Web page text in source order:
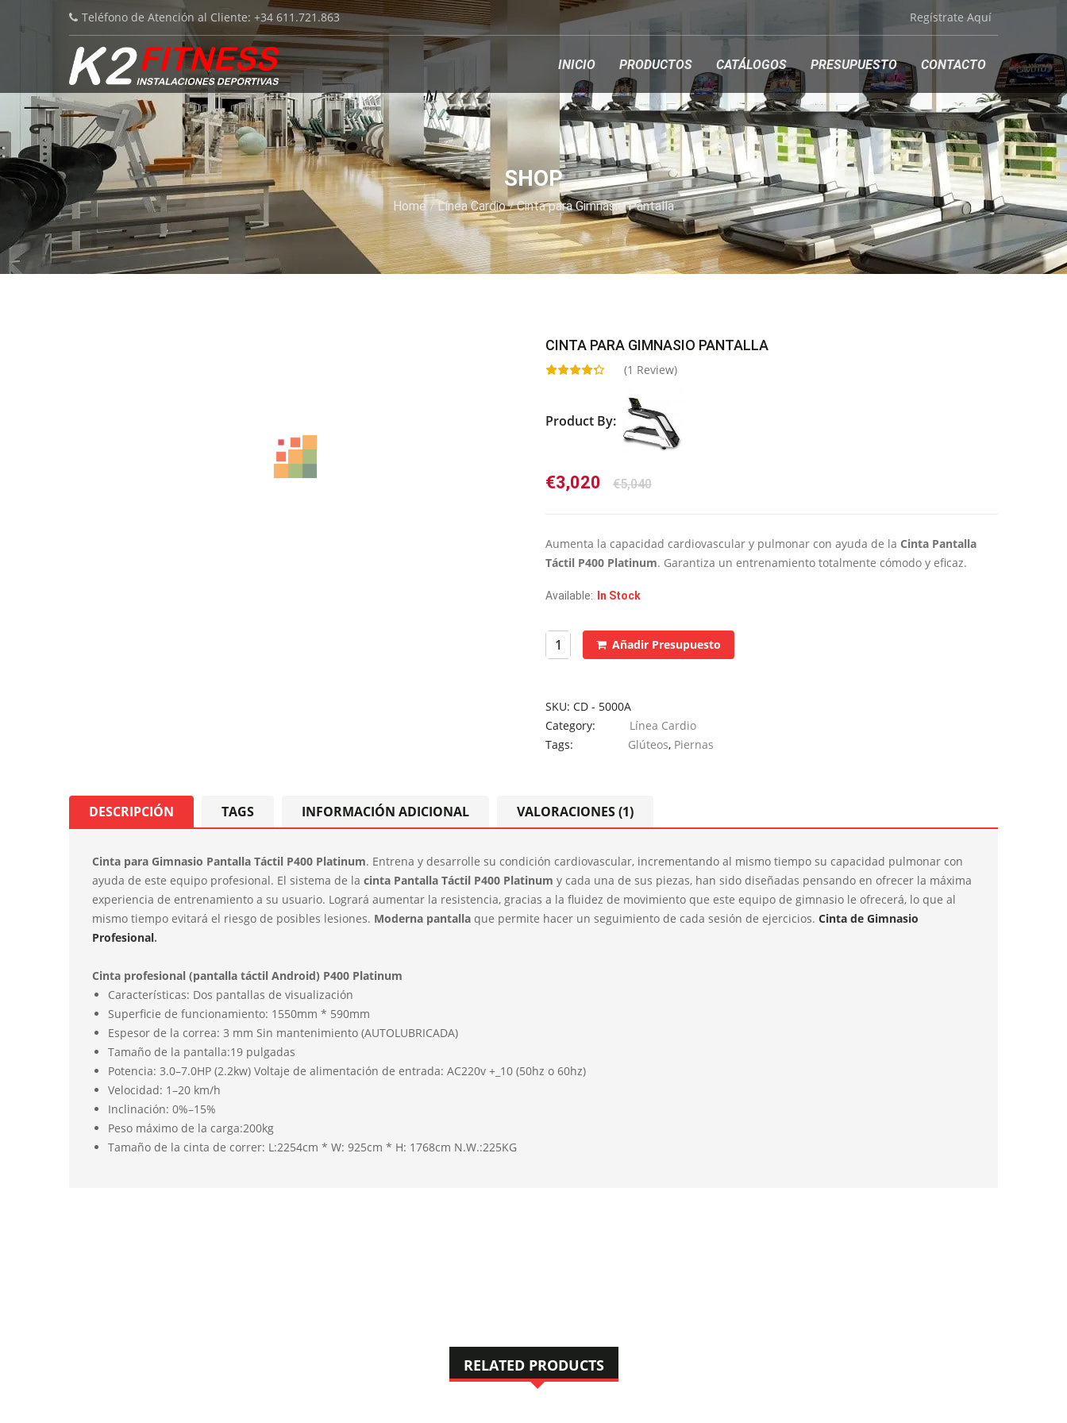
Teléfono de Atención al Cliente: +34 611.721.863 Regístrate Aquí
INICIO PRODUCTOS CATÁLOGOS PRESUPUESTO CONTACTO
SHOP
Home Línea Cardio Cinta para Gimnasio Pantalla
CINTA PARA GIMNASIO PANTALLA
(1 Review)
Product By:
€5,040El
era:
€5,040.
€3,020
El
es:
€3,020.
Aumenta la capacidad cardiovascular y pulmonar con ayuda de la Cinta Pantalla
Táctil P400 Platinum. Garantiza un entrenamiento totalmente cómodo y eficaz.
Available: In Stock
Añadir Presupuesto
SKU: CD - 5000A
Category:
Línea Cardio
Tags:
Glúteos, Piernas
DESCRIPCIÓN TAGS INFORMACIÓN ADICIONAL VALORACIONES (1)
Cinta para Gimnasio Pantalla Táctil P400 Platinum. Entrena y desarrolle su condición cardiovascular, incrementando al mismo tiempo su capacidad pulmonar con
ayuda de este equipo profesional. El sistema de la cinta Pantalla Táctil P400 Platinum y cada una de sus piezas, han sido diseñadas pensando en ofrecer la máxima
experiencia de entrenamiento a su usuario. Logrará aumentar la resistencia, gracias a la fluidez de movimiento que este equipo de gimnasio le ofrecerá, lo que al
mismo tiempo evitará el riesgo de posibles lesiones. Moderna pantalla que permite hacer un seguimiento de cada sesión de ejercicios. Cinta de Gimnasio
Profesional.
Cinta profesional (pantalla táctil Android) P400 Platinum
Características: Dos pantallas de visualización
Superficie de funcionamiento: 1 550mm * 590mm
Espesor de la correa: 3 mm Sin mantenimiento (AUTOLUBRICADA)
Tamaño de la pantalla:19 pulgadas
Potencia: 3.0–7.0HP (2.2kw) Voltaje de alimentación de entrada: AC220v + 10 (50hz o 60hz)
Velocidad: 1–20 km/h
Inclinación: 0%–1 5%
Peso máximo de la carga:200kg
Tamaño de la cinta de correr: L:2254cm * W: 925cm * H: 1768cm N.W.:225KG
RELATED PRODUCTS